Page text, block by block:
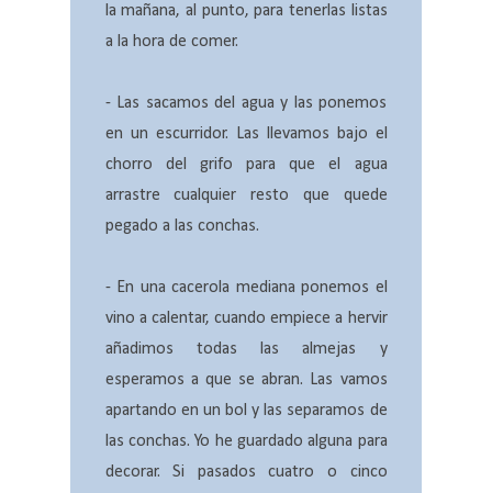
la mañana, al punto, para tenerlas listas
a la hora de comer.
- Las sacamos del agua y las ponemos
en un escurridor. Las llevamos bajo el
chorro del grifo para que el agua
arrastre cualquier resto que quede
pegado a las conchas.
- En una cacerola mediana ponemos el
vino a calentar, cuando empiece a hervir
añadimos todas las almejas y
esperamos a que se abran. Las vamos
apartando en un bol y las separamos de
las conchas. Yo he guardado alguna para
decorar. Si pasados cuatro o cinco